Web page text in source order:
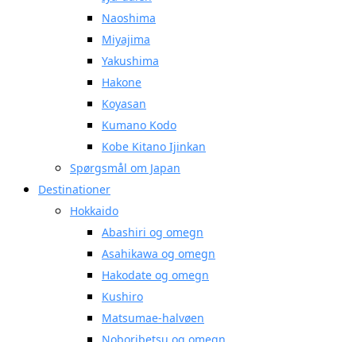
Naoshima
Miyajima
Yakushima
Hakone
Koyasan
Kumano Kodo
Kobe Kitano Ijinkan
Spørgsmål om Japan
Destinationer
Hokkaido
Abashiri og omegn
Asahikawa og omegn
Hakodate og omegn
Kushiro
Matsumae-halvøen